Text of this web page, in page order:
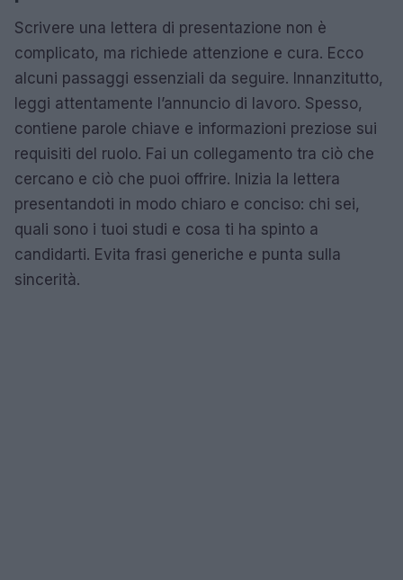
Scrivere una lettera di presentazione non è
complicato, ma richiede attenzione e cura. Ecco
alcuni passaggi essenziali da seguire. Innanzitutto,
leggi attentamente l’annuncio di lavoro. Spesso,
contiene parole chiave e informazioni preziose sui
requisiti del ruolo. Fai un collegamento tra ciò che
cercano e ciò che puoi offrire. Inizia la lettera
presentandoti in modo chiaro e conciso: chi sei,
quali sono i tuoi studi e cosa ti ha spinto a
candidarti. Evita frasi generiche e punta sulla
sincerità.